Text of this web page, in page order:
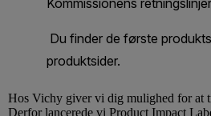
Hos Vichy giver vi dig mulighed for at
Derfor lancerede vi Product Impact